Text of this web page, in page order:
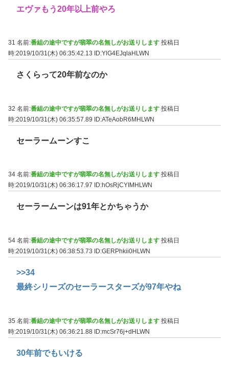
エヴァもう20年以上前やろ
31 名前:番組の途中ですが翡翠の名無しがお送りします 投稿日
時:2019/10/31(木) 06:35:42.13
ID:YlG4EJqlaHLWN
さくらって20年前なのか
32 名前:番組の途中ですが翡翠の名無しがお送りします 投稿日
時:2019/10/31(木) 06:35:57.89 ID:ATeAobR6MHLWN
セーラームーンすこ
34 名前:番組の途中ですが翡翠の名無しがお送りします 投稿日
時:2019/10/31(木) 06:36:17.97
ID:hOsRjCYIMHLWN
セーラームーンは91年とかちゃうか
54 名前:番組の途中ですが翡翠の名無しがお送りします 投稿日
時:2019/10/31(木) 06:38:53.73
ID:GERPhkii0HLWN
>>34
最終シリーズのセーラースターズが97年やね
35 名前:番組の途中ですが翡翠の名無しがお送りします 投稿日
時:2019/10/31(木) 06:36:21.88 ID:mcSr76j+dHLWN
30年前でもいける